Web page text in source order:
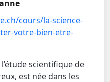
cours/la-science-
votre-bien-etre-
scientifique de
est née dans les